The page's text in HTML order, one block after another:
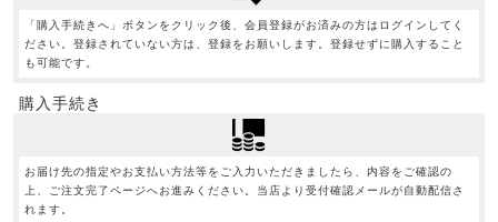
「購入手続きへ」ボタンをクリック後、会員登録がお済みの方はログインしてく
ださい。登録されていない方は、登録をお願いします。登録せずに購入すること
も可能です。
購入手続き
お届け先の指定やお支払い方法等をご入力いただきましたら、内容をご確認の
上、ご注文完了ページへお進みください。当店より受付確認メールが自動配信さ
れます。